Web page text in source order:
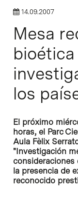
14.09.2007
Mesa
los
El próximo
horas, el Parc
Aula Fèlix
"Investigación
la presencia de
reconocido